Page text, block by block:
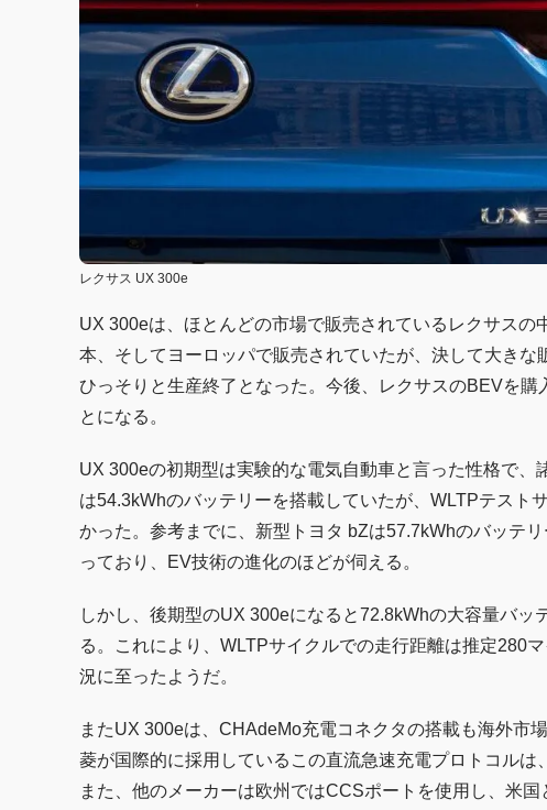
レクサス UX 300e
UX 300eは、ほとんどの市場で販売されているレクサスの
本、そしてヨーロッパで販売されていたが、決して大き
ひっそりと生産終了となった。今後、レクサスのBEVを
とになる。
UX 300eの初期型は実験的な電気自動車と言った性格で
は54.3kWhのバッテリーを搭載していたが、WLTPテスト
かった。参考までに、新型トヨタ bZは57.7kWhのバッテ
っており、EV技術の進化のほどが伺える。
しかし、後期型のUX 300eになると72.8kWhの大容量バ
る。これにより、WLTPサイクルでの走行距離は推定280
況に至ったようだ。
またUX 300eは、CHAdeMo充電コネクタの搭載も海外市
菱が国際的に採用しているこの直流急速充電プロトコルは
また、他のメーカーは欧州ではCCSポートを使用し、米